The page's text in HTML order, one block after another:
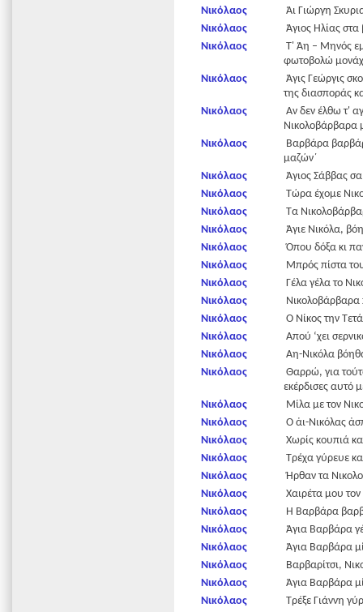
Νικόλαος
Άι Γιώργη
Νικόλαος
Άγιος Ηλίας
Νικόλαος
Τ' Άη – Μηνός
φωτοβολώ
Νικόλαος
Άγις Γεώργις
της διασποράς
Νικόλαος
Αν δεν έλθω τ'
Νικολοβάρβαρα
Νικόλαος
Βαρβάρα
μαζών΄
Νικόλαος
Άγιος Σάββας
Νικόλαος
Τώρα έχομε
Νικόλαος
Τα
Νικόλαος
Άγιε Νικόλα,
Νικόλαος
Όπου δόξα κι
Νικόλαος
Μπρός πίστα
Νικόλαος
Γέλα γέλα το
Νικόλαος
Νικολοβάρβαρα
Νικόλαος
Ο Νίκος την
Νικόλαος
Απού ‘χει
Νικόλαος
Αη-Νικόλα
Νικόλαος
Θαρρώ, για
εκέρδισες αυτό
Νικόλαος
Μίλα με τον
Νικόλαος
Ο ἁι-Νικόλας
Νικόλαος
Χωρίς κουπιά
Νικόλαος
Τρέχα γύρευε
Νικόλαος
Ήρθαν τα
Νικόλαος
Χαιρέτα μου τον
Νικόλαος
Η Βαρβάρα
Νικόλαος
Άγια Βαρβάρα
Νικόλαος
Άγια Βαρβάρα
Νικόλαος
Βαρβαρίτσι,
Νικόλαος
Άγια Βαρβάρα
Νικόλαος
Τρέξε Γιάννη